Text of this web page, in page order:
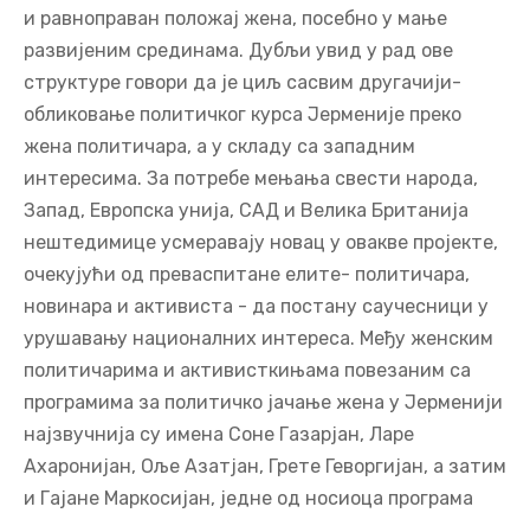
и равноправан положај жена, посебно у мање
развијеним срединама. Дубљи увид у рад ове
структуре говори да је циљ сасвим другачији-
обликовање политичког курса Јерменије преко
жена политичара, а у складу са западним
интересима. За потребе мењања свести народа,
Запад, Европска унија, САД и Велика Британија
нештедимице усмеравају новац у овакве пројекте,
очекујући од преваспитане елите- политичара,
новинара и активиста - да постану саучесници у
урушавању националних интереса. Међу женским
политичарима и активисткињама повезаним са
програмима за политичко јачање жена у Јерменији
најзвучнија су имена Соне Газарјан, Ларе
Ахаронијан, Оље Азатјан, Грете Геворгијан, а затим
и Гајане Маркосијан, једне од носиоца програма